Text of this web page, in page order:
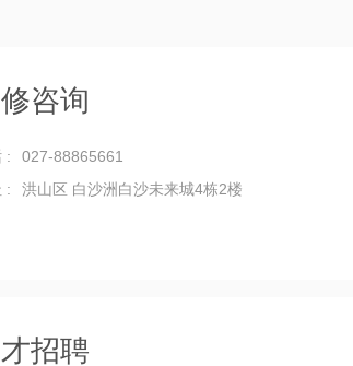
咨询
:
027-88865661
:
洪山区 白沙洲白沙未来城4栋2楼
招聘